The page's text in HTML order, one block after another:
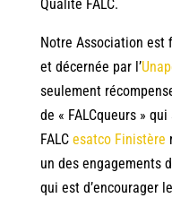
Qualité FALC.
Notre Association est
et décernée par l’
seulement
de « FALCqueurs »
FALC esatco Finistère
un des engagements
qui est d’encourager